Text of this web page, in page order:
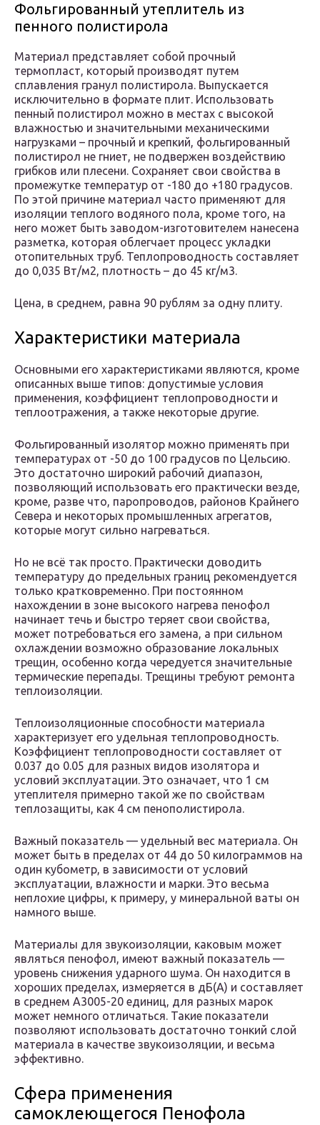
Фольгированный утеплитель из
пенного полистирола
Материал представляет собой прочный
термопласт, который производят путем
сплавления гранул полистирола. Выпускается
исключительно в формате плит. Использовать
пенный полистирол можно в местах с высокой
влажностью и значительными механическими
нагрузками – прочный и крепкий, фольгированный
полистирол не гниет, не подвержен воздействию
грибков или плесени. Сохраняет свои свойства в
промежутке температур от -180 до +180 градусов.
По этой причине материал часто применяют для
изоляции теплого водяного пола, кроме того, на
него может быть заводом-изготовителем нанесена
разметка, которая облегчает процесс укладки
отопительных труб. Теплопроводность составляет
до 0,035 Вт/м2, плотность – до 45 кг/м3.
Цена, в среднем, равна 90 рублям за одну плиту.
Характеристики материала
Основными его характеристиками являются, кроме
описанных выше типов: допустимые условия
применения, коэффициент теплопроводности и
теплоотражения, а также некоторые другие.
Фольгированный изолятор можно применять при
температурах от -50 до 100 градусов по Цельсию.
Это достаточно широкий рабочий диапазон,
позволяющий использовать его практически везде,
кроме, разве что, паропроводов, районов Крайнего
Севера и некоторых промышленных агрегатов,
которые могут сильно нагреваться.
Но не всё так просто. Практически доводить
температуру до предельных границ рекомендуется
только кратковременно. При постоянном
нахождении в зоне высокого нагрева пенофол
начинает течь и быстро теряет свои свойства,
может потребоваться его замена, а при сильном
охлаждении возможно образование локальных
трещин, особенно когда чередуется значительные
термические перепады. Трещины требуют ремонта
теплоизоляции.
Теплоизоляционные способности материала
характеризует его удельная теплопроводность.
Коэффициент теплопроводности составляет от
0.037 до 0.05 для разных видов изолятора и
условий эксплуатации. Это означает, что 1 см
утеплителя примерно такой же по свойствам
теплозащиты, как 4 см пенополистирола.
Важный показатель — удельный вес материала. Он
может быть в пределах от 44 до 50 килограммов на
один кубометр, в зависимости от условий
эксплуатации, влажности и марки. Это весьма
неплохие цифры, к примеру, у минеральной ваты он
намного выше.
Материалы для звукоизоляции, каковым может
являться пенофол, имеют важный показатель —
уровень снижения ударного шума. Он находится в
хороших пределах, измеряется в дБ(А) и составляет
в среднем А3005-20 единиц, для разных марок
может немного отличаться. Такие показатели
позволяют использовать достаточно тонкий слой
материала в качестве звукоизоляции, и весьма
эффективно.
Сфера применения
самоклеющегося Пенофола